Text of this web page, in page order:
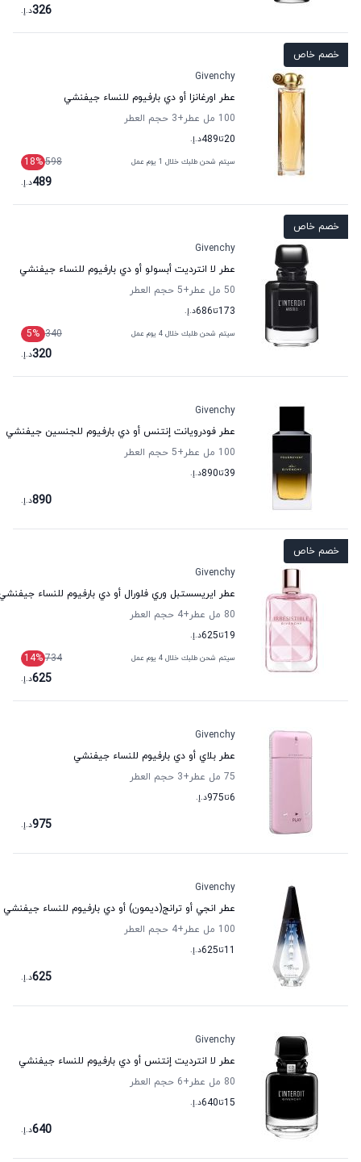
326د.إ.
خصم خاص
Givenchy
عطر اورغانزا أو دي بارفيوم للنساء جيفنشي
100 مل عطر
+3
حجم العطر
20تا489د.إ.
سيتم شحن طلبك خلال 1 يوم عمل 598
18%
489د.إ.
خصم خاص
Givenchy
عطر لا انترديت أبسولو أو دي بارفيوم للنساء جيفنشي
50 مل عطر
+5
حجم العطر
173تا686د.إ.
سيتم شحن طلبك خلال 4 يوم عمل 340
5%
320د.إ.
Givenchy
عطر فودرويانت إنتنس أو دي بارفيوم للجنسين جيفنشي
100 مل عطر
+5
حجم العطر
39تا890د.إ.
890د.إ.
خصم خاص
Givenchy
عطر ايريسستبل وري فلورال أو دي بارفيوم للنساء
80 مل عطر
+4
حجم العطر
19تا625د.إ.
سيتم شحن طلبك خلال 4 يوم عمل 734
14%
625د.إ.
Givenchy
عطر بلاي أو دي بارفيوم للنساء جيفنشي
75 مل عطر
+3
حجم العطر
6تا975د.إ.
975د.إ.
Givenchy
عطر انجي أو ترانج(ديمون) أو دي بارفيوم للنساء جيفنشي
100 مل عطر
+4
حجم العطر
11تا625د.إ.
625د.إ.
Givenchy
عطر لا انترديت إنتنس أو دي بارفيوم للنساء جيفنشي
80 مل عطر
+6
حجم العطر
15تا640د.إ.
640د.إ.